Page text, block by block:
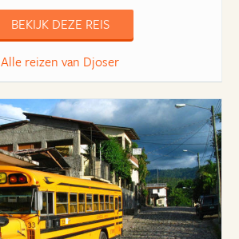
BEKIJK DEZE REIS
Alle reizen van Djoser